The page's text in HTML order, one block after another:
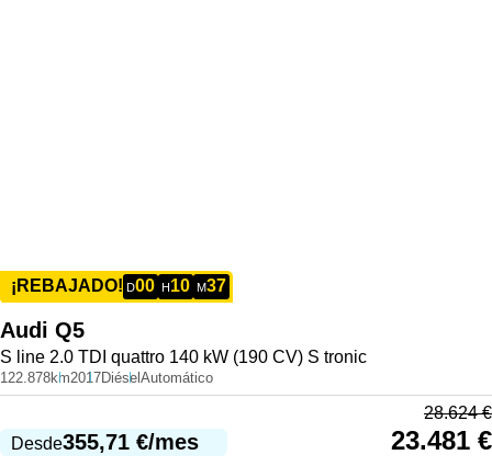
¡REBAJADO! D00 H10 M37
Audi Q5
S line 2.0 TDI quattro 140 kW (190 CV) S tronic
122.878km2017Diésel Automático
Desde355,71 €/mes
28.624€
23.481 €